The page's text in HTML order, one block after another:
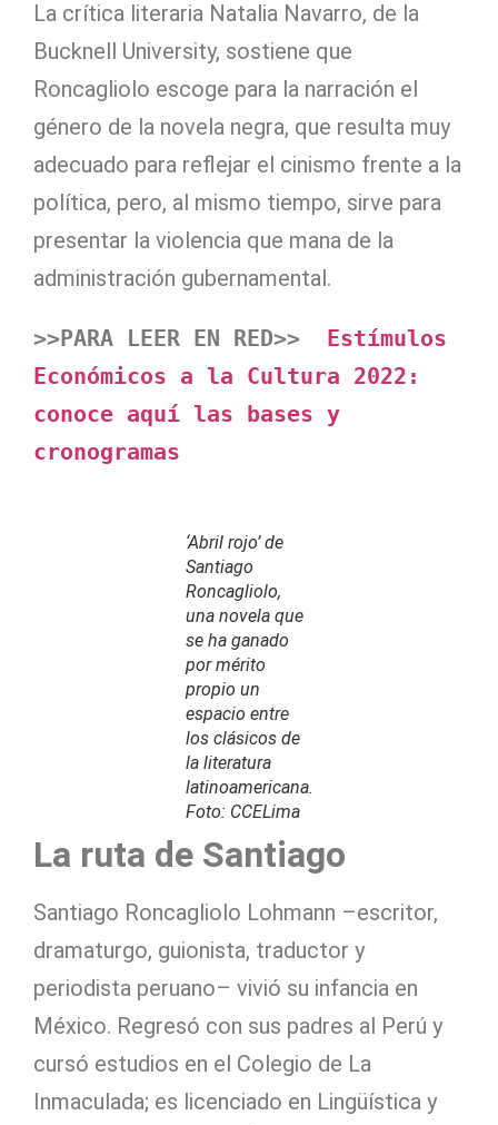
La crítica literaria Natalia Navarro, de la
Bucknell University, sostiene que
Roncagliolo escoge para la narración el
género de la novela negra, que resulta muy
adecuado para reflejar el cinismo frente a la
política, pero, al mismo tiempo, sirve para
presentar la violencia que mana de la
administración gubernamental.
>>PARA LEER EN RED>>
Estímulos
Económicos a la Cultura 2022:
conoce aquí las bases y
cronogramas
‘Abril rojo’ de
Santiago
Roncagliolo,
una novela que
se ha ganado
por mérito
propio un
espacio entre
los clásicos de
la literatura
latinoamericana.
Foto: CCELima
La ruta de Santiago
Santiago Roncagliolo Lohmann –escritor,
dramaturgo, guionista, traductor y
periodista peruano– vivió su infancia en
México. Regresó con sus padres al Perú y
cursó estudios en el Colegio de La
Inmaculada; es licenciado en Lingüística y